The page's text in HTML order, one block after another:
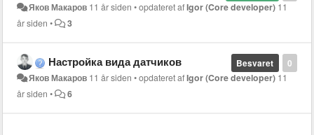
Яков Макаров 11 år siden •opdateret afIgor (Core developer) 11
år siden • 3
0
Besvaret
Настройка вида датчиков
Яков Макаров 11 år siden •opdateret afIgor (Core developer) 11
år siden • 6